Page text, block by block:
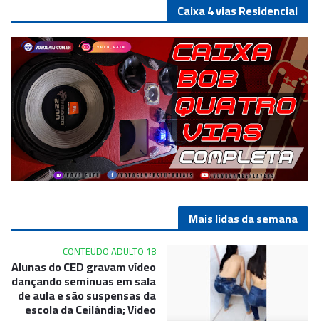
Caixa 4 vias Residencial
Mais lidas da semana
CONTEUDO ADULTO 18
Alunas do CED gravam vídeo
dançando seminuas em sala
de aula e são suspensas da
escola da Ceilândia; Video